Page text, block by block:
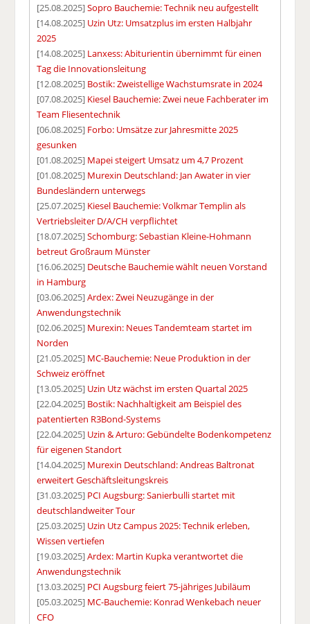
[25.08.2025]Sopro Bauchemie: Technik neu aufgestellt
[14.08.2025] Uzin Utz: Umsatzplus im ersten Halbjahr
2025
[14.08.2025] Lanxess: Abiturientin übernimmt für einen
Tag die Innovationsleitung
[12.08.2025] Bostik: Zweistellige Wachstumsrate in 2024
[07.08.2025] Kiesel Bauchemie: Zwei neue Fachberater im
Team Fliesentechnik
[06.08.2025] Forbo: Umsätze zur Jahresmitte 2025
gesunken
[01.08.2025] Mapei steigert Umsatz um 4,7 Prozent
[01.08.2025] Murexin Deutschland: Jan Awater in vier
Bundesländern unterwegs
[25.07.2025] Kiesel Bauchemie: Volkmar Templin als
Vertriebsleiter D/A/CH verpflichtet
[18.07.2025]Schomburg: Sebastian Kleine-Hohmann
betreut Großraum Münster
[16.06.2025] Deutsche Bauchemie wählt neuen Vorstand
in Hamburg
[03.06.2025]Ardex: Zwei Neuzugänge in der
Anwendungstechnik
[02.06.2025] Murexin: Neues Tandemteam startet im
Norden
[21.05.2025] MC-Bauchemie: Neue Produktion in der
Schweiz eröffnet
[13.05.2025] Uzin Utz wächst im ersten Quartal 2025
[22.04.2025] Bostik: Nachhaltigkeit am Beispiel des
patentierten R3Bond-Systems
[22.04.2025] Uzin & Arturo: Gebündelte Bodenkompetenz
für eigenen Standort
[14.04.2025] Murexin Deutschland: Andreas Baltronat
erweitert Geschäftsleitungskreis
[31.03.2025] PCI Augsburg: Sanierbulli startet mit
deutschlandweiter Tour
[25.03.2025] Uzin Utz Campus 2025: Technik erleben,
Wissen vertiefen
[19.03.2025]Ardex: Martin Kupka verantwortet die
Anwendungstechnik
[13.03.2025] PCI Augsburg feiert 75-jähriges Jubiläum
[05.03.2025] MC-Bauchemie: Konrad Wenkebach neuer
CFO